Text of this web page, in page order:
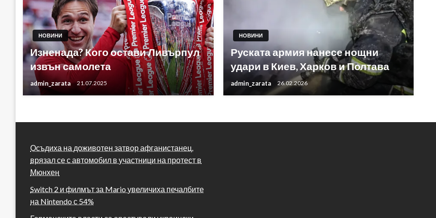
НОВИНИ
Изненада? Кого остави Ливърпул
извън самолета
admin_zarata 21.07.2025
НОВИНИ
Руската армия нанесе нощни
удари в Киев, Харков и Полтава
admin_zarata 26.02.2026
Осъдиха на доживотен затвор афганистанец,
врязал се с автомобил в участници на протест в
Мюнхен
Switch 2 и филмът за Mario увеличиха печалбите
на Nintendo с 54%